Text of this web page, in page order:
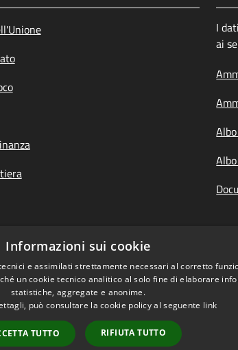
italiano
I
ai
Informazioni sui cookie
e assimilati strettamente necessari al corretto
un cookie tecnico analitico al solo fine di elaborare
statistiche, aggregate e anonime.
può consultare la cookie policy al seguente link
TUTTO RIFIUTA TUTTO